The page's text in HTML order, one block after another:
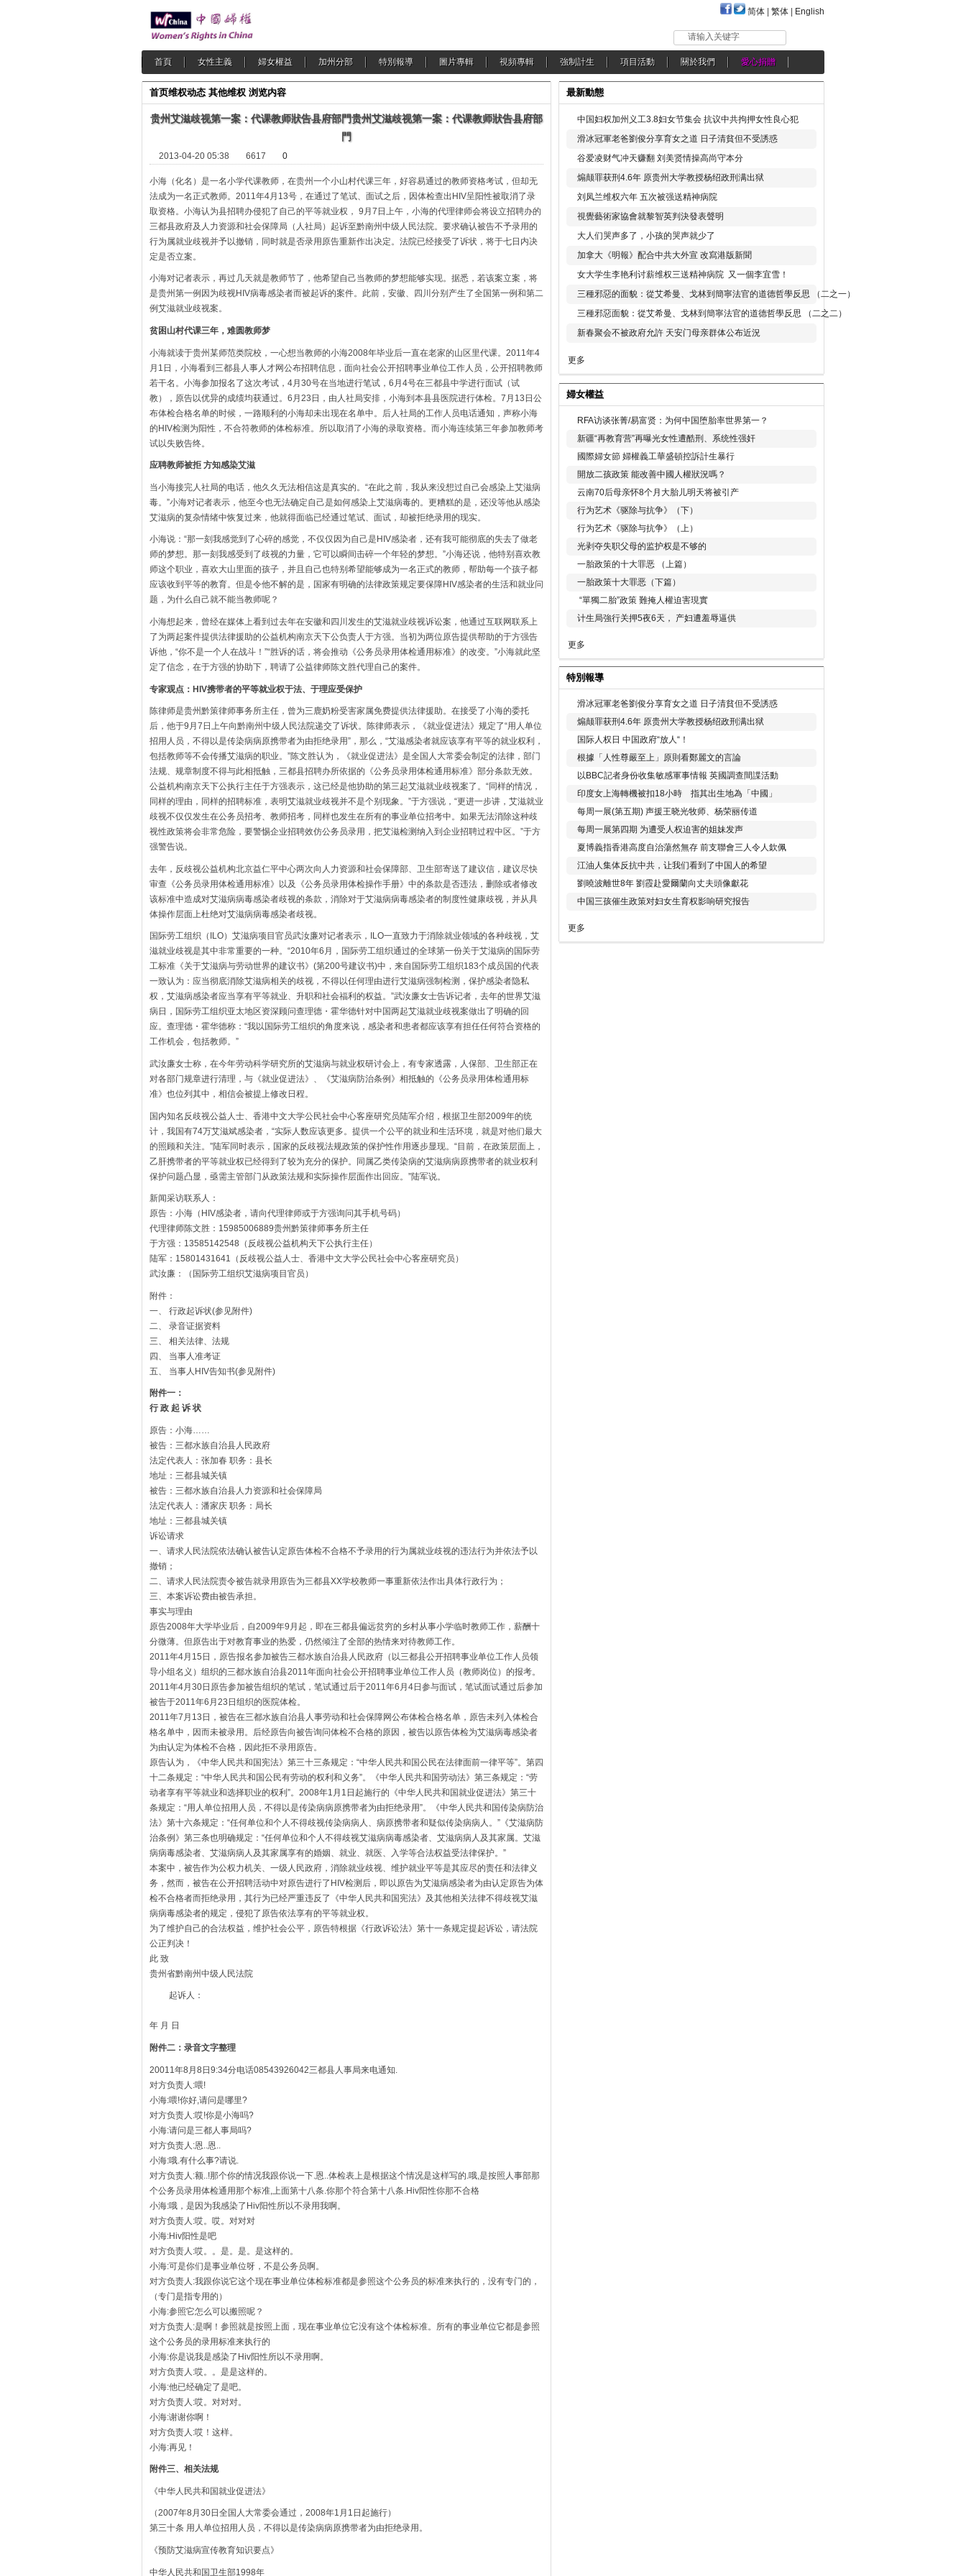
简体 繁体 English
请输入关键字
首頁 女性主義 婦女權益 加州分部 特別報導 圖片專輯 視頻專輯 強制計生 項目活動 關於我們 愛心捐贈
首页维权动态 其他维权 浏览内容
贵州艾滋歧视第一案：代课教师狀告县府部門贵州艾滋歧视第一案：代课教师狀告县府部
門
2013-04-20 05:38 6617 0
小海（化名）是一名小学代课教师，在贵州一个小山村代课三年，好容易通过的教师资格考试，但却无
法成为一名正式教师。2011年4月13号，在通过了笔试、面试之后，因体检查出HIV呈阳性被取消了录
取资格。小海认为县招聘办侵犯了自己的平等就业权， 9月7日上午，小海的代理律师会将设立招聘办的
三都县政府及人力资源和社会保障局（人社局）起诉至黔南州中级人民法院。要求确认被告不予录用的
行为属就业歧视并予以撤销，同时就是否录用原告重新作出决定。法院已经接受了诉状，将于七日内决
定是否立案。
小海对记者表示，再过几天就是教师节了，他希望自己当教师的梦想能够实现。据悉，若该案立案，将
是贵州第一例因为歧视HIV病毒感染者而被起诉的案件。此前，安徽、四川分别产生了全国第一例和第二
例艾滋就业歧视案。
贫困山村代课三年，难圆教师梦
小海就读于贵州某师范类院校，一心想当教师的小海2008年毕业后一直在老家的山区里代课。2011年4
月1日，小海看到三都县人事人才网公布招聘信息，面向社会公开招聘事业单位工作人员，公开招聘教师
若干名。小海参加报名了这次考试，4月30号在当地进行笔试，6月4号在三都县中学进行面试（试
教），原告以优异的成绩均获通过。6月23日，由人社局安排，小海到本县县医院进行体检。7月13日公
布体检合格名单的时候，一路顺利的小海却未出现在名单中。后人社局的工作人员电话通知，声称小海
的HIV检测为阳性，不合符教师的体检标准。所以取消了小海的录取资格。而小海连续第三年参加教师考
试以失败告终。
应聘教师被拒 方知感染艾滋
当小海接完人社局的电话，他久久无法相信这是真实的。“在此之前，我从来没想过自己会感染上艾滋病
毒。”小海对记者表示，他至今也无法确定自己是如何感染上艾滋病毒的。更糟糕的是，还没等他从感染
艾滋病的复杂情绪中恢复过来，他就得面临已经通过笔试、面试，却被拒绝录用的现实。
小海说：“那一刻我感觉到了心碎的感觉，不仅仅因为自己是HIV感染者，还有我可能彻底的失去了做老
师的梦想。那一刻我感受到了歧视的力量，它可以瞬间击碎一个年轻的梦想。”小海还说，他特别喜欢教
师这个职业，喜欢大山里面的孩子，并且自己也特别希望能够成为一名正式的教师，帮助每一个孩子都
应该收到平等的教育。但是令他不解的是，国家有明确的法律政策规定要保障HIV感染者的生活和就业问
题，为什么自己就不能当教师呢？
小海想起来，曾经在媒体上看到过去年在安徽和四川发生的艾滋就业歧视诉讼案，他通过互联网联系上
了为两起案件提供法律援助的公益机构南京天下公负责人于方强。当初为两位原告提供帮助的于方强告
诉他，“你不是一个人在战斗！”“胜诉的话，将会推动《公务员录用体检通用标准》的改变。”小海就此坚
定了信念，在于方强的协助下，聘请了公益律师陈文胜代理自己的案件。
专家观点：HIV携带者的平等就业权于法、于理应受保护
陈律师是贵州黔策律师事务所主任，曾为三鹿奶粉受害家属免费提供法律援助。在接受了小海的委托
后，他于9月7日上午向黔南州中级人民法院递交了诉状。陈律师表示，《就业促进法》规定了“用人单位
招用人员，不得以是传染病病原携带者为由拒绝录用”，那么，“艾滋感染者就应该享有平等的就业权利，
包括教师等不会传播艾滋病的职业。”陈文胜认为，《就业促进法》是全国人大常委会制定的法律，部门
法规、规章制度不得与此相抵触，三都县招聘办所依据的《公务员录用体检通用标准》部分条款无效。
公益机构南京天下公执行主任于方强表示，这已经是他协助的第三起艾滋就业歧视案了。“同样的情况，
同样的理由，同样的招聘标准，表明艾滋就业歧视并不是个别现象。”于方强说，“更进一步讲，艾滋就业
歧视不仅仅发生在公务员招考、教师招考，同样也发生在所有的事业单位招考中。如果无法消除这种歧
视性政策将会非常危险，要警惕企业招聘效仿公务员录用，把艾滋检测纳入到企业招聘过程中区。”于方
强警告说。
去年，反歧视公益机构北京益仁平中心两次向人力资源和社会保障部、卫生部寄送了建议信，建议尽快
审查《公务员录用体检通用标准》以及《公务员录用体检操作手册》中的条款是否违法，删除或者修改
该标准中造成对艾滋病病毒感染者歧视的条款，消除对于艾滋病病毒感染者的制度性健康歧视，并从具
体操作层面上杜绝对艾滋病病毒感染者歧视。
国际劳工组织（ILO）艾滋病项目官员武汝廉对记者表示，ILO一直致力于消除就业领域的各种歧视，艾
滋就业歧视是其中非常重要的一种。“2010年6月，国际劳工组织通过的全球第一份关于艾滋病的国际劳
工标准《关于艾滋病与劳动世界的建议书》(第200号建议书)中，来自国际劳工组织183个成员国的代表
一致认为：应当彻底消除艾滋病相关的歧视，不得以任何理由进行艾滋病强制检测，保护感染者隐私
权，艾滋病感染者应当享有平等就业、升职和社会福利的权益。”武汝廉女士告诉记者，去年的世界艾滋
病日，国际劳工组织亚太地区资深顾问查理德・霍华德针对中国两起艾滋就业歧视案做出了明确的回
应。查理德・霍华德称：“我以国际劳工组织的角度来说，感染者和患者都应该享有担任任何符合资格的
工作机会，包括教师。”
武汝廉女士称，在今年劳动科学研究所的艾滋病与就业权研讨会上，有专家透露，人保部、卫生部正在
对各部门规章进行清理，与《就业促进法》、《艾滋病防治条例》相抵触的《公务员录用体检通用标
准》也位列其中，相信会被提上修改日程。
国内知名反歧视公益人士、香港中文大学公民社会中心客座研究员陆军介绍，根据卫生部2009年的统
计，我国有74万艾滋斌感染者，“实际人数应该更多。提供一个公平的就业和生活环境，就是对他们最大
的照顾和关注。”陆军同时表示，国家的反歧视法规政策的保护性作用逐步显现。“目前，在政策层面上，
乙肝携带者的平等就业权已经得到了较为充分的保护。同属乙类传染病的艾滋病病原携带者的就业权利
保护问题凸显，亟需主管部门从政策法规和实际操作层面作出回应。”陆军说。
新闻采访联系人：
原告：小海（HIV感染者，请向代理律师或于方强询问其手机号码）
代理律师陈文胜：15985006889贵州黔策律师事务所主任
于方强：13585142548（反歧视公益机构天下公执行主任）
陆军：15801431641（反歧视公益人士、香港中文大学公民社会中心客座研究员）
武汝廉：（国际劳工组织艾滋病项目官员）
附件：
一、 行政起诉状(参见附件)
二、 录音证据资料
三、 相关法律、法规
四、 当事人准考证
五、 当事人HIV告知书(参见附件)
附件一：
行 政 起 诉 状
原告：小海……
被告：三都水族自治县人民政府
法定代表人：张加春 职务：县长
地址：三都县城关镇
被告：三都水族自治县人力资源和社会保障局
法定代表人：潘家庆 职务：局长
地址：三都县城关镇
诉讼请求
一、请求人民法院依法确认被告认定原告体检不合格不予录用的行为属就业歧视的违法行为并依法予以
撤销；
二、请求人民法院责令被告就录用原告为三都县XX学校教师一事重新依法作出具体行政行为；
三、本案诉讼费由被告承担。
事实与理由
原告2008年大学毕业后，自2009年9月起，即在三都县偏远贫穷的乡村从事小学临时教师工作，薪酬十
分微薄。但原告出于对教育事业的热爱，仍然倾注了全部的热情来对待教师工作。
2011年4月15日，原告报名参加被告三都水族自治县人民政府（以三都县公开招聘事业单位工作人员领
导小组名义）组织的三都水族自治县2011年面向社会公开招聘事业单位工作人员（教师岗位）的报考。
2011年4月30日原告参加被告组织的笔试，笔试通过后于2011年6月4日参与面试，笔试面试通过后参加
被告于2011年6月23日组织的医院体检。
2011年7月13日，被告在三都水族自治县人事劳动和社会保障网公布体检合格名单，原告未列入体检合
格名单中，因而未被录用。后经原告向被告询问体检不合格的原因，被告以原告体检为艾滋病毒感染者
为由认定为体检不合格，因此拒不录用原告。
原告认为，《中华人民共和国宪法》第三十三条规定：“中华人民共和国公民在法律面前一律平等”。第四
十二条规定：“中华人民共和国公民有劳动的权利和义务”。《中华人民共和国劳动法》第三条规定：“劳
动者享有平等就业和选择职业的权利”。2008年1月1日起施行的《中华人民共和国就业促进法》第三十
条规定：“用人单位招用人员，不得以是传染病病原携带者为由拒绝录用”。《中华人民共和国传染病防治
法》第十六条规定：“任何单位和个人不得歧视传染病病人、病原携带者和疑似传染病病人。”《艾滋病防
治条例》第三条也明确规定：“任何单位和个人不得歧视艾滋病病毒感染者、艾滋病病人及其家属。艾滋
病病毒感染者、艾滋病病人及其家属享有的婚姻、就业、就医、入学等合法权益受法律保护。”
本案中，被告作为公权力机关、一级人民政府，消除就业歧视、维护就业平等是其应尽的责任和法律义
务，然而，被告在公开招聘活动中对原告进行了HIV检测后，即以原告为艾滋病感染者为由认定原告为体
检不合格者而拒绝录用，其行为已经严重违反了《中华人民共和国宪法》及其他相关法律不得歧视艾滋
病病毒感染者的规定，侵犯了原告依法享有的平等就业权。
为了维护自己的合法权益，维护社会公平，原告特根据《行政诉讼法》第十一条规定提起诉讼，请法院
公正判决！
此 致
贵州省黔南州中级人民法院
起诉人：
年 月 日
附件二：录音文字整理
20011年8月8日9:34分电话08543926042三都县人事局来电通知.
对方负责人:喂!
小海:喂!你好,请问是哪里?
对方负责人:哎!你是小海吗?
小海:请问是三都人事局吗?
对方负责人:恩..恩..
小海:哦.有什么事?请说.
对方负责人:额..!那个你的情况我跟你说一下.恩..体检表上是根据这个情况是这样写的.哦,是按照人事部那
个公务员录用体检通用那个标准,上面第十八条.你那个符合第十八条.Hiv阳性你那不合格
小海:哦，是因为我感染了Hiv阳性所以不录用我啊。
对方负责人:哎。哎。对对对
小海:Hiv阳性是吧
对方负责人:哎。。是。是。是这样的。
小海:可是你们是事业单位呀，不是公务员啊。
对方负责人:我跟你说它这个现在事业单位体检标准都是参照这个公务员的标准来执行的，没有专门的，
（专门是指专用的）
小海:参照它怎么可以搬照呢？
对方负责人:是啊！参照就是按照上面，现在事业单位它没有这个体检标准。所有的事业单位它都是参照
这个公务员的录用标准来执行的
小海:你是说我是感染了Hiv阳性所以不录用啊。
对方负责人:哎。。是是这样的。
小海:他已经确定了是吧。
对方负责人:哎。对对对。
小海:谢谢你啊！
对方负责人:哎！这样。
小海:再见！
附件三、相关法规
《中华人民共和国就业促进法》
（2007年8月30日全国人大常委会通过，2008年1月1日起施行）
第三十条 用人单位招用人员，不得以是传染病病原携带者为由拒绝录用。
《预防艾滋病宣传教育知识要点》
中华人民共和国卫生部1998年
最新動態
中国妇权加州义工3.8妇女节集会 抗议中共拘押女性良心犯
滑冰冠軍老爸劉俊分享育女之道 日子清貧但不受誘惑
谷爱凌财气冲天赚翻 刘美贤情操高尚守本分
煽颠罪获刑4.6年 原贵州大学教授杨绍政刑满出狱
刘凤兰维权六年 五次被强送精神病院
視覺藝術家協會就黎智英判決發表聲明
大人们哭声多了，小孩的哭声就少了
加拿大《明報》配合中共大外宣 改寫港版新聞
女大学生李艳利讨薪维权三送精神病院 又一個李宜雪！
三種邪惡的面貌：從艾希曼、戈林到簡寧法官的道德哲學反思 （二之一）
三種邪惡面貌：從艾希曼、戈林到簡寧法官的道德哲學反思 （二之二）
新春聚会不被政府允許 天安门母亲群体公布近況
更多
婦女權益
RFA访谈张菁/易富贤：为何中国堕胎率世界第一？
新疆“再教育营”再曝光女性遭酷刑、系统性强奸
國際婦女節 婦權義工華盛頓控訴計生暴行
開放二孩政策 能改善中國人權狀況嗎？
云南70后母亲怀8个月大胎儿明天将被引产
行为艺术《驱除与抗争》（下）
行为艺术《驱除与抗争》（上）
光剥夺失职父母的监护权是不够的
一胎政策的十大罪恶 （上篇）
一胎政策十大罪恶（下篇）
“單獨二胎”政策 難掩人權迫害現實
计生局強行关押5夜6天， 产妇遭羞辱逼供
更多
特別報導
滑冰冠軍老爸劉俊分享育女之道 日子清貧但不受誘惑
煽颠罪获刑4.6年 原贵州大学教授杨绍政刑满出狱
国际人权日 中国政府“放人“！
根據「人性尊嚴至上」原則看鄭麗文的言論
以BBC記者身份收集敏感軍事情報 英國調查間諜活動
印度女上海轉機被扣18小時 指其出生地為「中國」
每周一展(第五期) 声援王晓光牧师、杨荣丽传道
每周一展第四期 为遭受人权迫害的姐妹发声
夏博義指香港高度自治蕩然無存 前支聯會三人令人欽佩
江油人集体反抗中共，让我们看到了中国人的希望
劉曉波離世8年 劉霞赴愛爾蘭向丈夫頭像獻花
中国三孩催生政策对妇女生育权影响研究报告
更多